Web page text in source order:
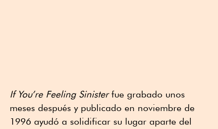
If You’re Feeling Sinisterfue grabado unos
meses después y publicado en noviembre de
1996 ayudó a solidificar su lugar aparte del